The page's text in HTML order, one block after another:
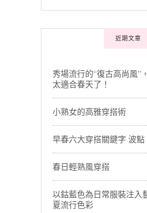
近期文章
秀場流行的“復古高尚風”
太適合春天了！
小熟女的高雅穿搭術
早春六大穿搭關鍵字 波
春日輕熟風穿搭
以鈷藍色為日常服裝注入
夏流行色彩